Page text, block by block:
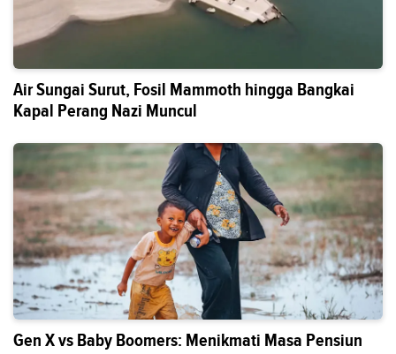
Air Sungai Surut, Fosil Mammoth hingga Bangkai
Kapal Perang Nazi Muncul
Gen X vs Baby Boomers: Menikmati Masa Pensiun